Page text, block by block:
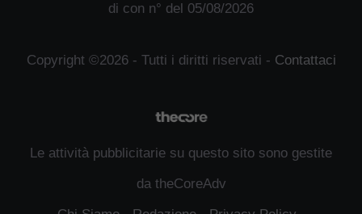
di con n° del 05/08/2026
Copyright ©2026 - Tutti i diritti riservati - Contattaci
Le attività pubblicitarie su questo sito sono gestite
da theCoreAdv